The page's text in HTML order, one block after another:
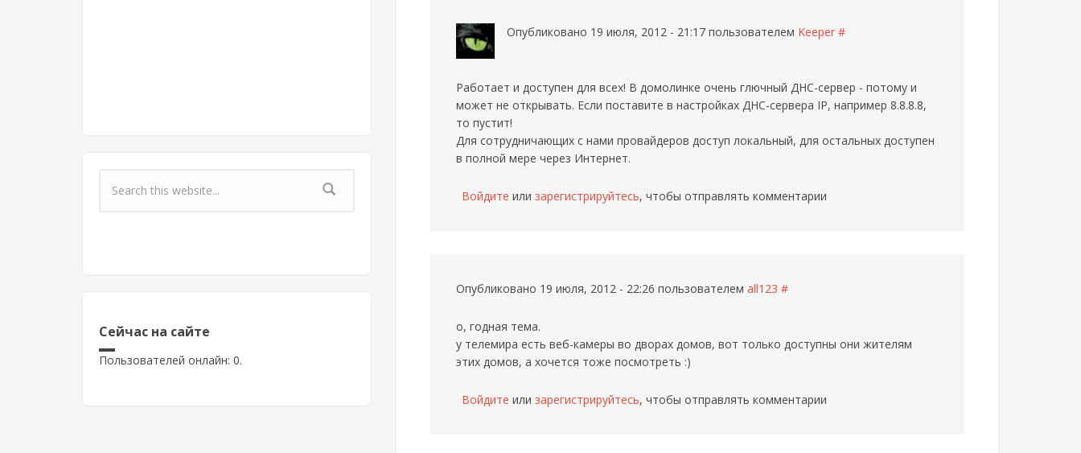
Форма поиска
Сейчас на сайте
Пользователей онлайн: 0.
Опубликовано 19 июля, 2012 - 21:17 пользователем Keeper #
Работает и доступен для всех! В домолинке очень глючный ДНС-сервер - потому и
может не открывать. Если поставите в настройках ДНС-сервера IP, например 8.8.8.8,
то пустит!
Для сотрудничающих с нами провайдеров доступ локальный, для остальных доступен
в полной мере через Интернет.
Войдите или зарегистрируйтесь, чтобы отправлять комментарии
Опубликовано 19 июля, 2012 - 22:26 пользователем all123 #
о, годная тема.
у телемира есть веб-камеры во дворах домов, вот только доступны они жителям
этих домов, а хочется тоже посмотреть :)
Войдите или зарегистрируйтесь, чтобы отправлять комментарии